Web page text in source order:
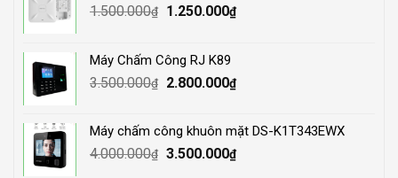
1.500.000₫
Original
1.500.000₫.
1.250.000₫Current
Máy Chấm Công RJ K89
3.500.000₫
Original
3.500.000₫.
2.800.000₫Current
2.800.000₫.
Máy chấm công khuôn mặt DS-K1T343EWX
4.000.000₫ Original
3.500.000₫Current